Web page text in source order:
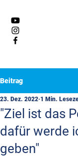
Beitrag
"Ziel ist das
dafür werde
geben"
23. Dez. 2022 1 Min.